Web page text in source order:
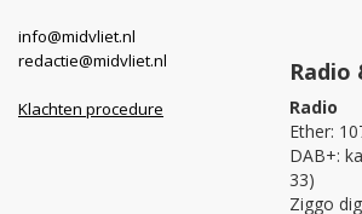
info@midvliet.nl
redactie@midvliet.nl
Klachten procedure
Radio
Radio
Ether:
DAB+:
33)
Ziggo